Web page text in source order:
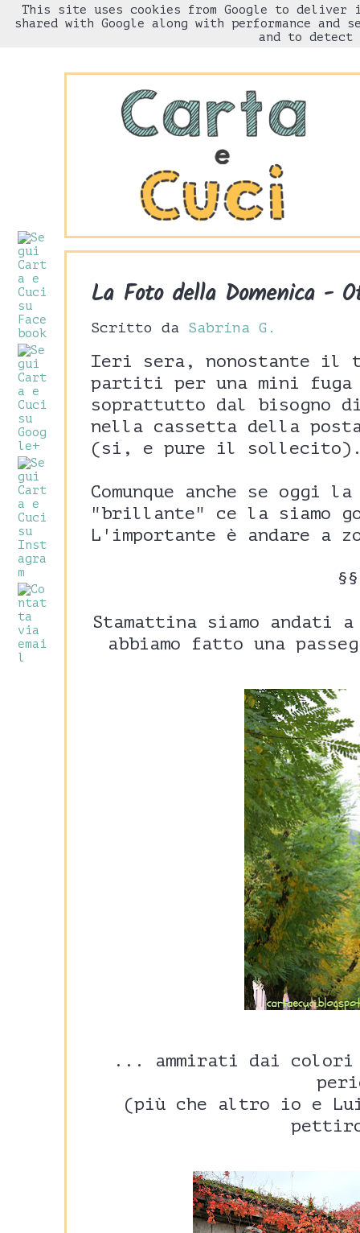
HOME Chi sono
La Foto della Domenica -
Scritto da Sabrina G.
Ieri sera, nonostante il
partiti per una mini fuga
soprattutto dal bisogno
nella cassetta della
(si, e pure il
Comunque anche se oggi
"brillante" ce la siamo
L'importante è andare a
Stamattina siamo andati
abbiamo fatto una
... ammirati dai
(più che altro io e
This site uses cookies from Google to
shared with Google along with performance
and to detect